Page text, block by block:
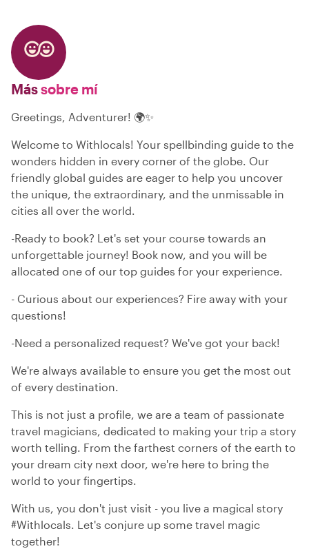
Mássobre mí
Greetings, Adventurer! 🌍✨
Welcome to Withlocals! Your spellbinding guide to the
wonders hidden in every corner of the globe. Our
friendly global guides are eager to help you uncover
the unique, the extraordinary, and the unmissable in
cities all over the world.
-Ready to book? Let's set your course towards an
unforgettable journey! Book now, and you will be
allocated one of our top guides for your experience.
- Curious about our experiences? Fire away with your
questions!
-Need a personalized request? We've got your back!
We're always available to ensure you get the most out
of every destination.
This is not just a profile, we are a team of passionate
travel magicians, dedicated to making your trip a story
worth telling. From the farthest corners of the earth to
your dream city next door, we're here to bring the
world to your fingertips.
With us, you don't just visit - you live a magical story
#Withlocals. Let's conjure up some travel magic
together!